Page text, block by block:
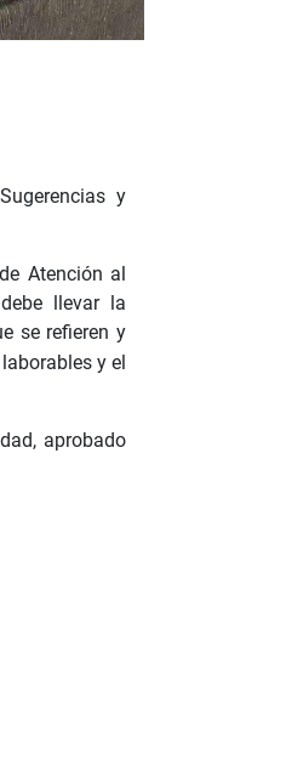
y
Atención al
llevar la
se refieren y
y el
aprobado